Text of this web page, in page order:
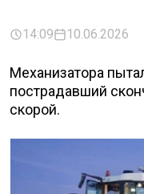
14:09 10.06.2026
Механизатора
пострадавший
скорой.